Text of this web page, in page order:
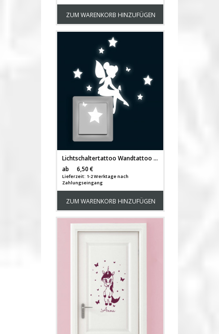
ZUM WARENKORB HINZUFÜGEN
Lichtschaltertattoo Wandtattoo Fee Elfe Tinka mit Schmetterling und Sternen fluoreszierend M1791
ab
6,50 €
Lieferzeit: 1-2 Werktage nach
Zahlungseingang
ZUM WARENKORB HINZUFÜGEN